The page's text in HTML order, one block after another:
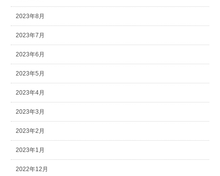
2023年8月
2023年7月
2023年6月
2023年5月
2023年4月
2023年3月
2023年2月
2023年1月
2022年12月